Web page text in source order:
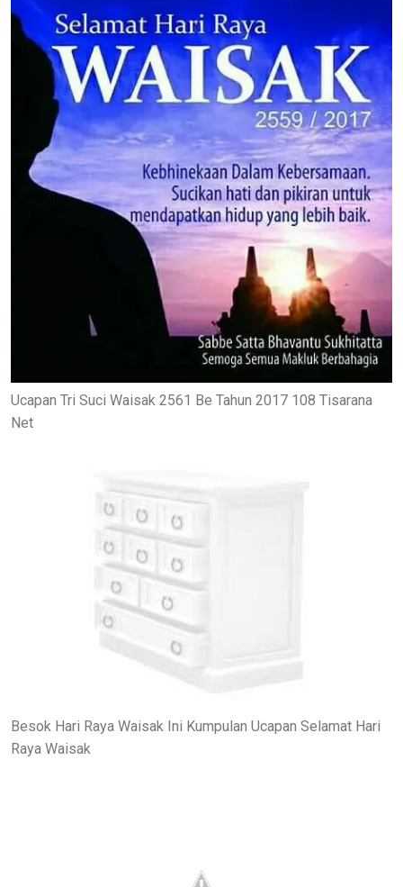
Ucapan Tri Suci Waisak 2561 Be Tahun 2017 108 Tisarana
Net
Besok Hari Raya Waisak Ini Kumpulan Ucapan Selamat Hari
Raya Waisak